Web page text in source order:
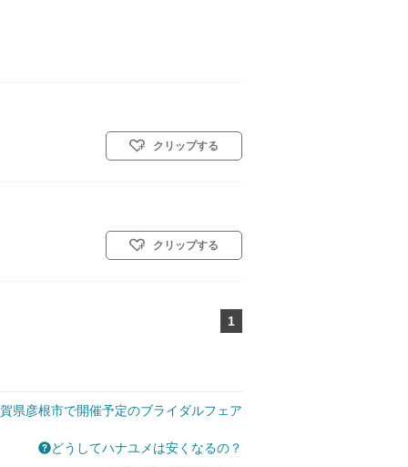
クリップする
クリップする
1
県彦根市で開催予定のブライダルフェア
どうしてハナユメは安くなるの？